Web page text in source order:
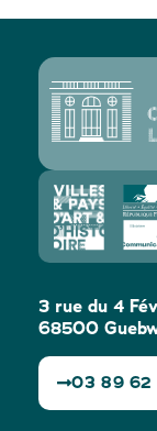
3 rue du 4
68500
03 89 62